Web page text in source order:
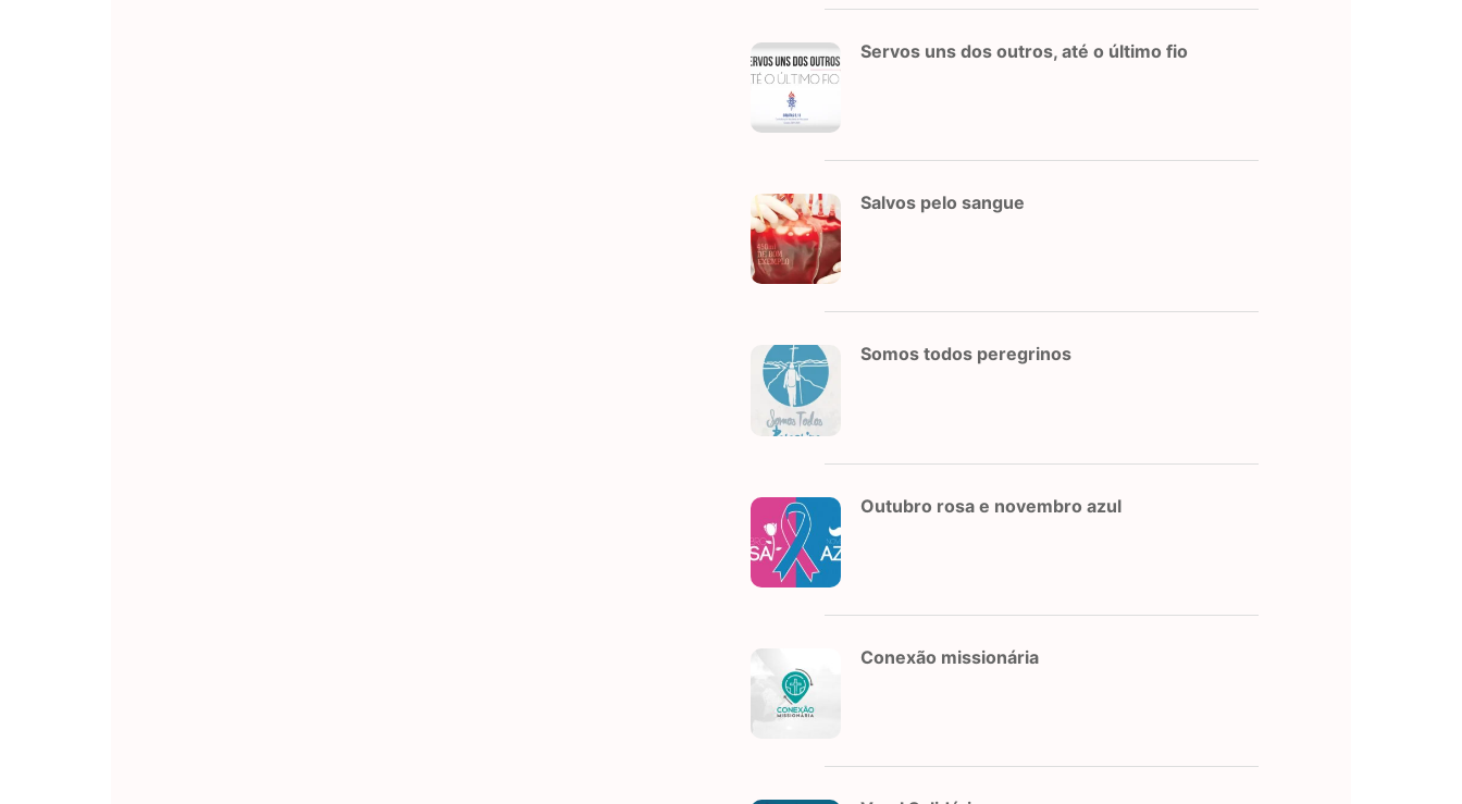
Servos uns dos outros, até o último fio
Salvos pelo sangue
Somos todos peregrinos
Outubro rosa e novembro azul
Conexão missionária